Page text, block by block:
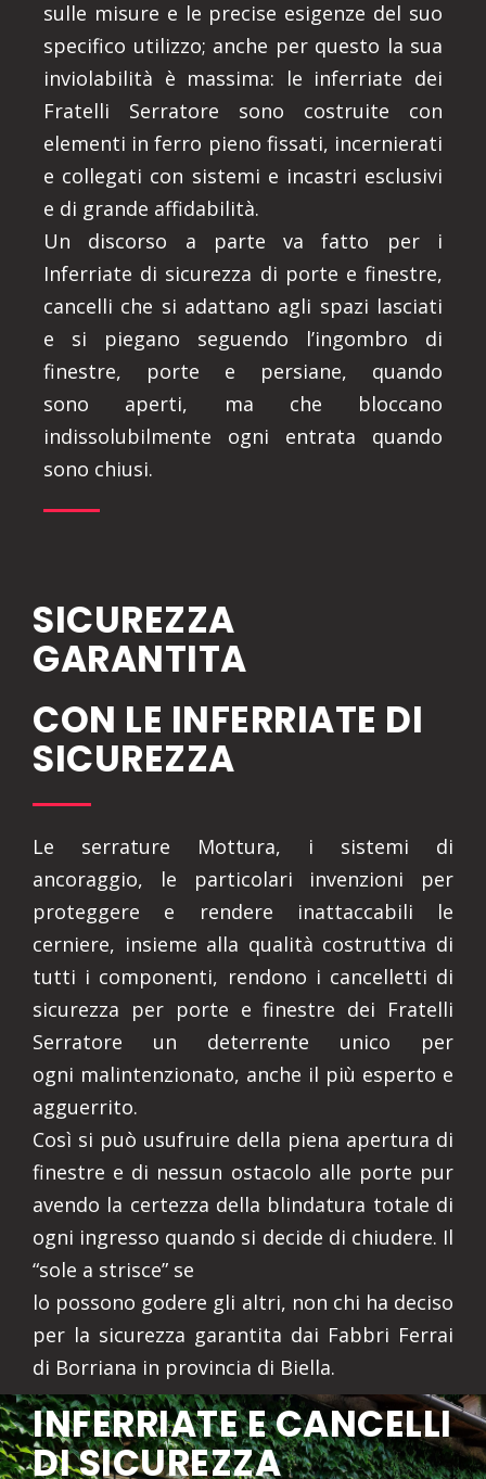
sulle misure e le precise esigenze del suo
specifico utilizzo; anche per questo la sua
inviolabilità è massima: le inferriate dei
Fratelli Serratore sono costruite con
elementi in ferro pieno fissati, incernierati
e collegati con sistemi e incastri esclusivi
e di grande affidabilità.
Un discorso a parte va fatto per i
Inferriate di sicurezza di porte e finestre,
cancelli che si adattano agli spazi lasciati
e si piegano seguendo l’ingombro di
finestre, porte e persiane, quando
sono aperti, ma che bloccano
indissolubilmente ogni entrata quando
sono chiusi.
SICUREZZA
GARANTITA
CON LE INFERRIATE DI
SICUREZZA
Le serrature Mottura, i sistemi di
ancoraggio, le particolari invenzioni per
proteggere e rendere inattaccabili le
cerniere, insieme alla qualità costruttiva di
tutti i componenti, rendono i cancelletti di
sicurezza per porte e finestre dei Fratelli
Serratore un deterrente unico per
ogni malintenzionato, anche il più esperto e
agguerrito.
Così si può usufruire della piena apertura di
finestre e di nessun ostacolo alle porte pur
avendo la certezza della blindatura totale di
ogni ingresso quando si decide di chiudere. Il
“sole a strisce” se
lo possono godere gli altri, non chi ha deciso
per la sicurezza garantita dai Fabbri Ferrai
di Borriana in provincia di Biella.
INFERRIATE E CANCELLI
DI SICUREZZA